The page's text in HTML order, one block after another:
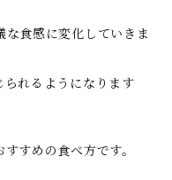
食感に変化していきま
れるようになります
すめの食べ方です。